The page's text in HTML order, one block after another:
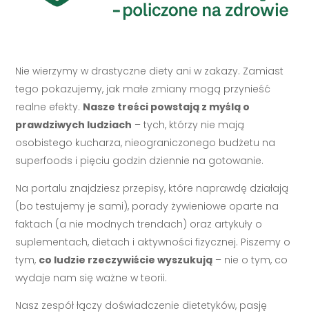
Nie wierzymy w drastyczne diety ani w zakazy. Zamiast
tego pokazujemy, jak małe zmiany mogą przynieść
realne efekty. Nasze treści powstają z myślą o
prawdziwych ludziach – tych, którzy nie mają
osobistego kucharza, nieograniczonego budżetu na
superfoods i pięciu godzin dziennie na gotowanie.
Na portalu znajdziesz przepisy, które naprawdę działają
(bo testujemy je sami), porady żywieniowe oparte na
faktach (a nie modnych trendach) oraz artykuły o
suplementach, dietach i aktywności fizycznej. Piszemy o
tym, co ludzie rzeczywiście wyszukują – nie o tym, co
wydaje nam się ważne w teorii.
Nasz zespół łączy doświadczenie dietetyków, pasję